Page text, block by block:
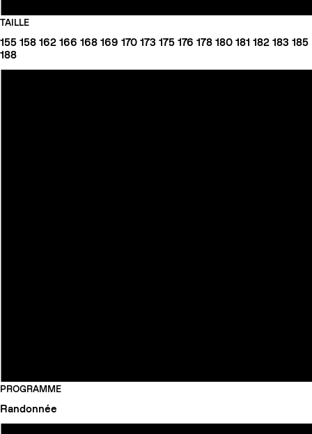
TAILLE
155 158 162 166 168 169 170 173 175 176 178 180 181 182 183 185
188
PROGRAMME
Randonnée